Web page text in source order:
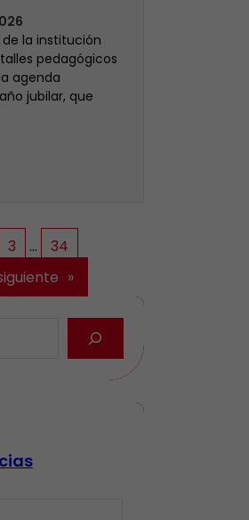
la institución
pedagógicos
agenda
jubilar, que
3 …
34
»